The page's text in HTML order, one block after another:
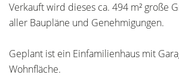
Verkauft wird dieses ca. 494 m² große
aller Baupläne und Genehmigungen.
Geplant ist ein Einfamilienhaus mit
Wohnfläche.